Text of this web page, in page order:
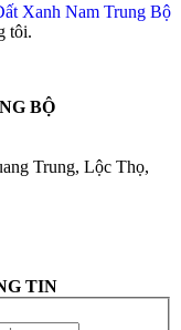
Xanh Nam Trung Bộ
tôi.
BỘ
Trung, Lộc Thọ,
TIN